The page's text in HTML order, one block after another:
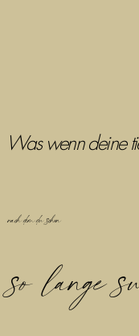
Was wenn deine
nach dem du schon
so lange